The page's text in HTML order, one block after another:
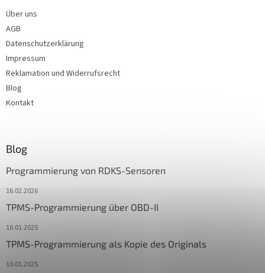
Über uns
AGB
Datenschutzerklärung
Impressum
Reklamation und Widerrufsrecht
Blog
Kontakt
Blog
Programmierung von RDKS-Sensoren
16.02.2026
TPMS-Programmierung über OBD-II
10.01.2025
TPMS-Programmierung als Kopie des Originals
10.01.2025